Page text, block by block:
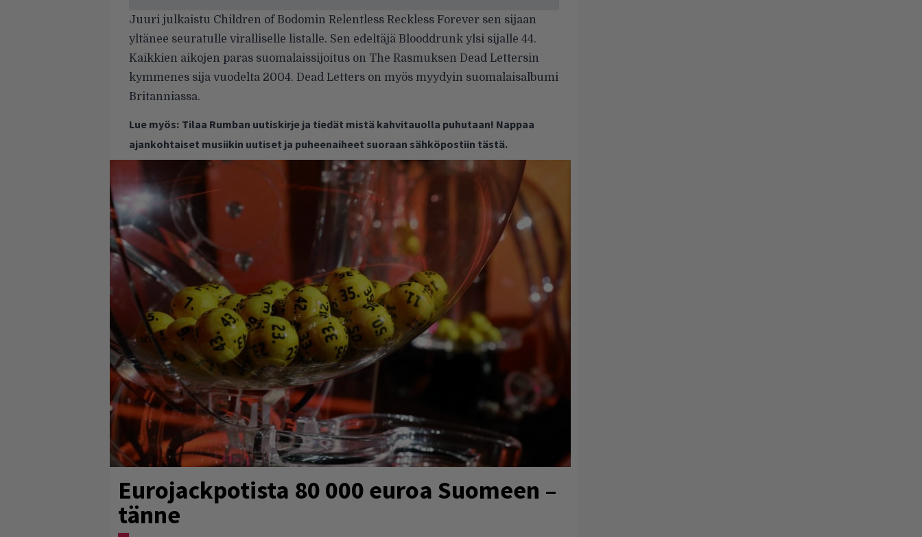
Juuri julkaistu Children of Bodomin Relentless Reckless Forever sen sijaan
yltänee seuratulle viralliselle listalle. Sen edeltäjä Blooddrunk ylsi sijalle 44.
Kaikkien aikojen paras suomalaissijoitus on The Rasmuksen Dead Lettersin
kymmenes sija vuodelta 2004. Dead Letters on myös myydyin suomalaisalbumi
Britanniassa.
Lue myös: Tilaa Rumban uutiskirje ja tiedät mistä kahvitauolla puhutaan! Nappaa
ajankohtaiset musiikin uutiset ja puheenaiheet suoraan sähköpostiin tästä.
Eurojackpotista 80 000 euroa Suomeen –
tänne